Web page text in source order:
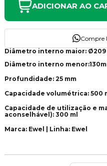
ADICIONAR AO
Compre
Diâmetro interno maior: Ø209
Diâmetro interno
Profundidade: 25 mm
Capacidade volumétrica: 500
Capacidade de utilização e
aconselhável): 300 ml
Marca: Ewel | Linha: Ewel